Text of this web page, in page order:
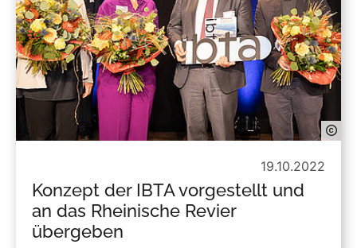
19.10.2022
Konzept der IBTA vorgestellt und
an das Rheinische Revier
übergeben